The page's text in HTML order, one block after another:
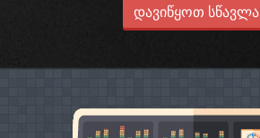
დავიწყოთ სწავლა